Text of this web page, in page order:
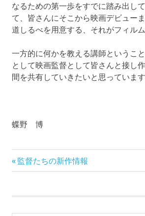
指
導
す
校。
なるための第一歩をすでに踏み出し
て、皆さんにそこから映画デビュー
道しるべを用意する、それがフィル
一方的に何かを教える講師というこ
として映画監督として皆さんと接し
間を共有していきたいと思っています
蝶野 博
投
前
の
監督たちの新作情報